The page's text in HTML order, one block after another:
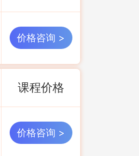
价格咨询 >
课程价格
价格咨询 >